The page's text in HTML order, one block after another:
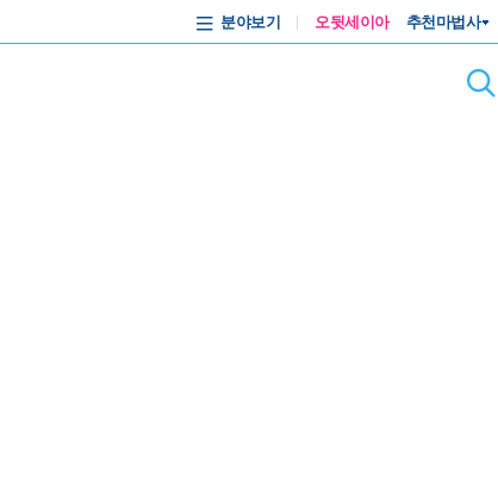
분야보기 오뒷세이아 추천마법사